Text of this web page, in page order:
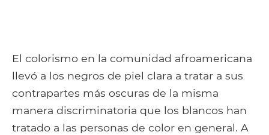
El colorismo en la comunidad afroamericana
llevó a los negros de piel clara a tratar a sus
contrapartes más oscuras de la misma
manera discriminatoria que los blancos han
tratado a las personas de color en general. A